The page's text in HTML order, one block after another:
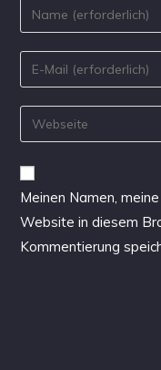
Meinen Namen,
Website in diesem
Kommentierung